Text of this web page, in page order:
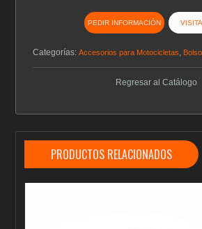
PEDIR INFORMACIÓN
Categorías:Accesorios para Motocicletas,
Regresar al Catálogo
PRODUCTOS RELACIONADOS